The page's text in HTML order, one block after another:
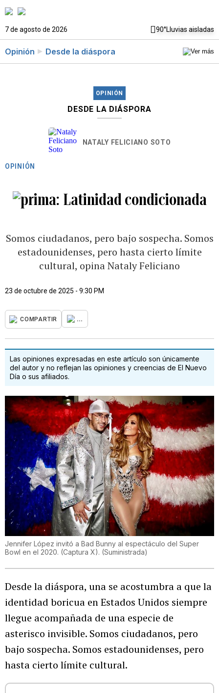
7 de agosto de 2026 90°Lluvias aisladas
Opinión Desde la diáspora
OPINIÓN
DESDE LA DIÁSPORA
NATALY FELICIANO SOTO
OPINIÓN
Latinidad condicionada
Somos ciudadanos, pero bajo sospecha. Somos
estadounidenses, pero hasta cierto límite
cultural, opina Nataly Feliciano
23 de octubre de 2025 - 9:30 PM
COMPARTIR ...
Las opiniones expresadas en este artículo son únicamente
del autor y no reflejan las opiniones y creencias de El Nuevo
Día o sus afiliados.
Jennifer López invitó a Bad Bunny al espectáculo del Super
Bowl en el 2020. (Captura X). (Suministrada)
Desde la diáspora, una se acostumbra a que la
identidad boricua en Estados Unidos siempre
llegue acompañada de una especie de
asterisco invisible. Somos ciudadanos, pero
bajo sospecha. Somos estadounidenses, pero
hasta cierto límite cultural.